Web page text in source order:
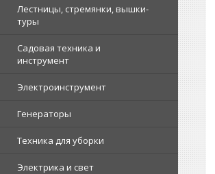
Лестницы, стремянки, вышки-
туры
Садовая техника и
инструмент
Электроинструмент
Генераторы
Техника для уборки
Электрика и свет